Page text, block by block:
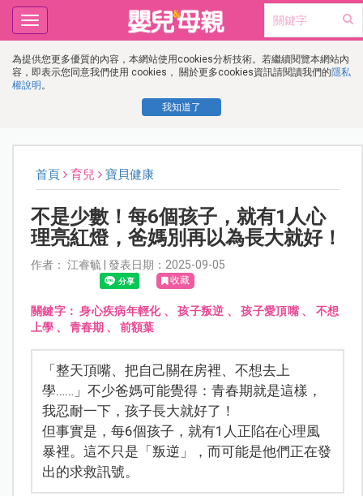
為提供您更多優質的內容，本網站使用cookies分析技術。若繼續閱覽本網站內
容，即表示您同意我們使用 cookies， 關於更多cookies資訊請閱讀我們的隱私
權說明 。
我知道了
Toggle
navigation
首頁 育兒 寶貝健康
不是少數！每6個孩子，就有1人心
理亮紅燈，爸媽別再以為長大就好！
作者： 江睿毓 | 發表日期：2025-09-05
收藏
關鍵字：身心疾病年輕化、孩子叛逆 、孩子愛頂嘴、 不想
上學、 青春期 、 前額葉
「整天頂嘴、把自己關在房裡、不想去上
學……」不少爸媽可能覺得：青春期就是這樣，
我忍耐一下，孩子長大就好了！
但事實是，每6個孩子，就有1人正陷在心理風
暴裡。這不只是「叛逆」，而可能是他們正在發
出的求救訊號。